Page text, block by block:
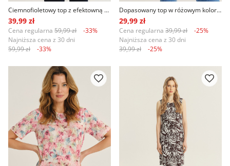
Ciemnofioletowy top z efektowną aplikacją z cekinów
39,99 zł
Cena regularna 59,99 zł
-33%
Najniższa cena z 30 dni
59,99 zł
-33%
Dopasowany top w różowym kolorze
29,99 zł
Cena regularna 39,99 zł
-25%
Najniższa cena z 30 dni
39,99 zł
-25%